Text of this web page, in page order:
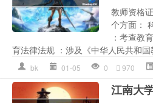
教师资格
个方面：
：考查教
育法律法规 ：涉及《中华人民共和
bk 01-05 0 970
江南大